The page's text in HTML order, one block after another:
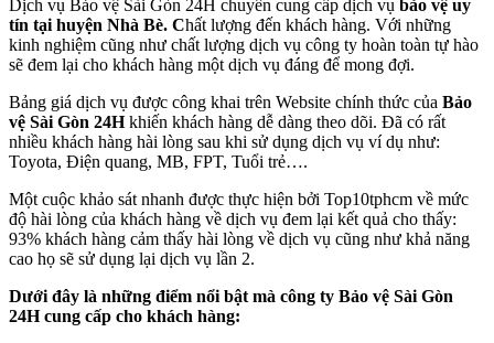
Dịch vụ Bảo vệ Sài Gòn 24H chuyên cung cấp dịch vụ bảo vệ uy
tín tại huyện Nhà Bè. Chất lượng đến khách hàng. Với những
kinh nghiệm cũng như chất lượng dịch vụ công ty hoàn toàn tự hào
sẽ đem lại cho khách hàng một dịch vụ đáng để mong đợi.
Bảng giá dịch vụ được công khai trên Website chính thức của Bảo
vệ Sài Gòn 24Hkhiến khách hàng dễ dàng theo dõi. Đã có rất
nhiều khách hàng hài lòng sau khi sử dụng dịch vụ ví dụ như:
Toyota, Điện quang, MB, FPT, Tuổi trẻ….
Một cuộc khảo sát nhanh được thực hiện bởi Top10tphcm về mức
độ hài lòng của khách hàng về dịch vụ đem lại kết quả cho thấy:
93% khách hàng cảm thấy hài lòng về dịch vụ cũng như khả năng
cao họ sẽ sử dụng lại dịch vụ lần 2.
Dưới đây là những điểm nổi bật mà công ty Bảo vệ Sài Gòn
24H cung cấp cho khách hàng: